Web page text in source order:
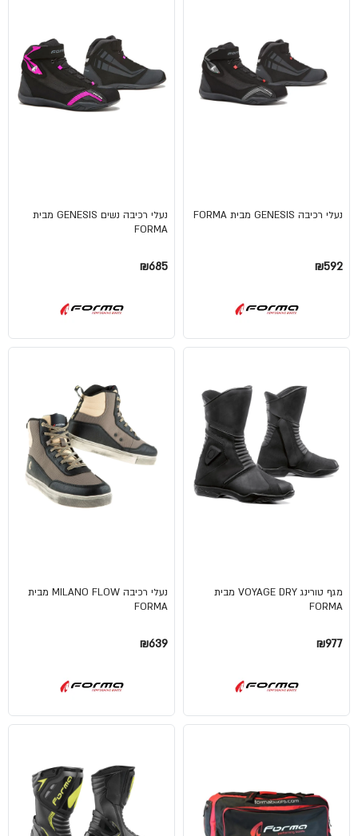
נעלי רכיבה GENESIS מבית FORMA
₪592
נעלי רכיבה נשים GENESIS מבית
FORMA
₪685
מגף טורינג VOYAGE DRY מבית
FORMA
₪977
נעלי רכיבה MILANO FLOW מבית
FORMA
₪639